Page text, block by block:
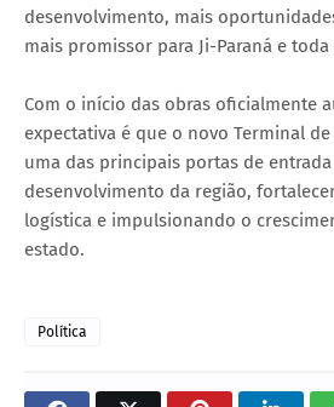
desenvolvimento, mais
mais promissor para Ji-Paraná e toda
Com o início das obras oficialmente
expectativa é que o novo Terminal
uma das principais portas de
desenvolvimento da região,
logística e impulsionando o
estado.
Política